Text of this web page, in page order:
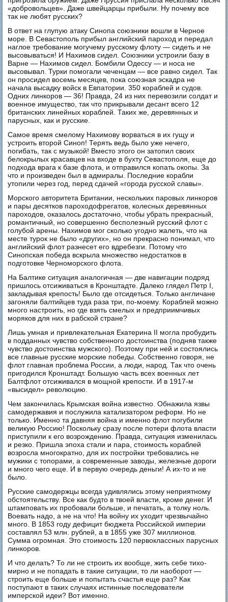
«добровольцев». Даже швейцарцы прибыли. Ну почему все
так не любят русских?
В ответ на глупую атаку Синопа союзники вошли в Черное
море. В Севастополь прибыл английский пароход и передал
наглое требование могучему русскому флоту — сидеть и не
высовываться! И Нахимов сидел. Союзники устроили базу в
Варне — Нахимов сидел. Бомбили Одессу — и носа не
высовывал. Турки помогали чеченцам — все равно сидел. Так
он просидел восемь месяцев, пока союзная эскадра не
начала высадку войск в Евпатории. 350 кораблей и судов.
Одних линкоров — 36! Правда, 24 из них перевозили солдат и
военное имущество, так что прикрывали десант всего 12
британских линейных кораблей. Таких же, деревянных и
парусных, как и русские.
Самое время смелому Нахимову ворваться в их гущу и
устроить второй Синоп! Терять ведь было уже нечего,
погибать, так с музыкой! Вместо этого он затопил своих
белокрылых красавцев на входе в бухту Севастополя, еще до
подхода врага к базе флота, и отправился копать окопы. За
что и произведен был в адмиралы. Последние корабли
утопили через год, перед сдачей «города русской славы».
Морского авторитета Британии, нескольких паровых линкоров
и пары десятков пароходофрегатов, колесных деревянных
пароходов, оказалось достаточно, чтобы убрать прекрасный,
романтичный, но совершенно бесполезный русский флот с
голубой арены. Нахимов мог сколько угодно жалеть, что на
месте турок не было «других», но он прекрасно понимал, что
английский флот разнесет его вдребезги. Потому что
Синопская победа вскрыла множество недостатков в
подготовке Черноморского флота.
На Балтике ситуация аналогичная — две навигации подряд
пришлось отсиживаться в Кронштадте. Далеко глядел Петр I,
закладывая крепость! Было где отсидеться. Только англичане
загоняли балтийцев туда раза три, по-моему. Кораблей можно
много настроить, но где взять смелых и предприимчивых
моряков для них в рабской стране?
Лишь умная и привлекательная Екатерина II могла пробудить
в подданных чувство собственного достоинства (подняв также
чувство достоинства мужского). Поэтому при ней и состоялись
все главные русские морские победы. Собственно говоря, не
флот главная проблема России, а люди, народ. Так что очень
пригодился Кронштадт. Большую часть всех военных лет
Балтфлот отсиживался в мощной крепости. И в 1917-м
«высидел» революцию.
Чем закончилась Крымская война известно. Обнажила язвы
самодержавия и послужила катализатором реформ. Но не
только. Именно та давняя война и именно флот погубили
великую Россию! Поскольку сразу после потери флота власти
приступили к его возрождению. Правда, ситуация изменилась
и резко. Пришла эпоха стали и пара, стоимость кораблей
возросла многократно, для их постройки требовались не
мужики с топорами, а современные заводы, железные дороги
и много чего еще. И в первую очередь деньги! А их-то и не
было.
Русские самодержцы всегда удивлялись этому неприятному
обстоятельству. Все как будто в твоей власти, кроме денег. И
штамповать их пробовали больше, и печатать, а толку ноль.
Воевать надо, а не на что! На войну их уходит чрезвычайно
много. В 1853 году дефицит бюджета Российской империи
составлял 53 млн. рублей, а в 1855 уже 307 миллионов.
Сумма огромная. Это стоимость 120 первоклассных парусных
линкоров.
И что делать? То ли не строить их вообще, жить себе тихо-
мирно и не попадать в такие ситуации, то ли наоборот —
строить еще больше и попытать счастья еще раз? Как
поступают в таких случаях истинные последователи
имперской идеи? Вот именно.